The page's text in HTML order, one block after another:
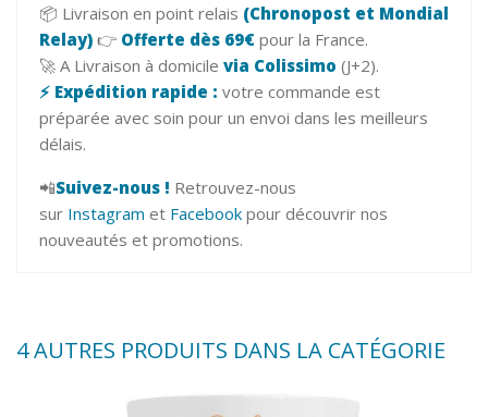
📦 Livraison en point relais (Chronopost et Mondial
Relay) 👉 Offerte dès 69€ pour la France.
🚀 A Livraison à domicile via Colissimo (J+2).
⚡ Expédition rapide : votre commande est
préparée avec soin pour un envoi dans les meilleurs
délais.
📲Suivez-nous ! Retrouvez-nous
sur Instagram et Facebook pour découvrir nos
nouveautés et promotions.
4 AUTRES PRODUITS DANS LA CATÉGORIE